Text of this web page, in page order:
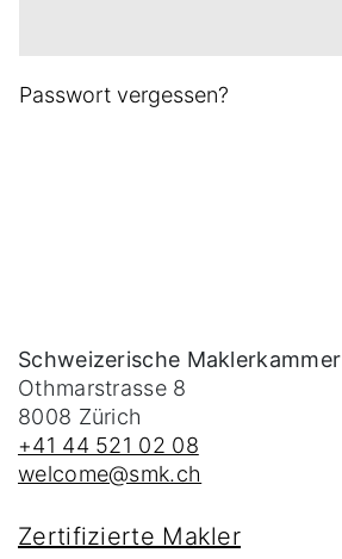
Passwort vergessen?
Schweizerische Maklerkammer
Othmarstrasse 8
8008 Zürich
+41 44 521 02 08
welcome@smk.ch
Zertifizierte Makler